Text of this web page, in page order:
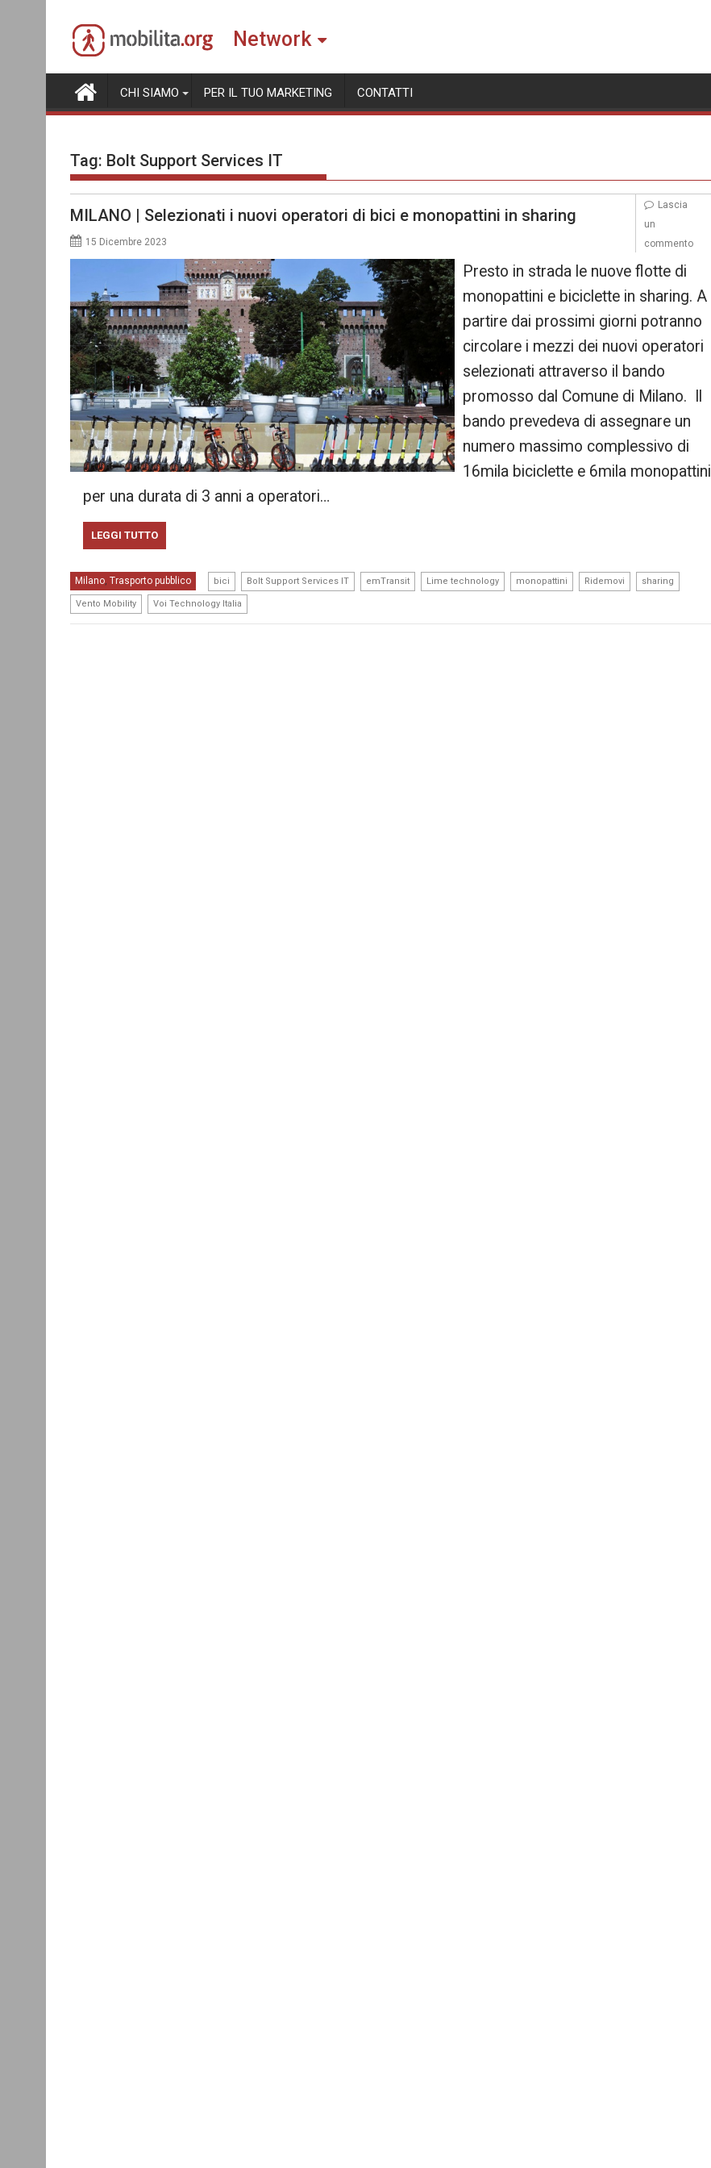
content
Network
CHI SIAMO PER IL TUO MARKETING CONTATTI
Tag: Bolt Support Services IT
MILANO | Selezionati i nuovi operatori di bici e monopattini in sharing
15 Dicembre 2023
Presto in strada le nuove flotte di
monopattini e biciclette in sharing. A
partire dai prossimi giorni potranno
circolare i mezzi dei nuovi operatori
selezionati attraverso il bando
promosso dal Comune di Milano. Il
bando prevedeva di assegnare un
numero massimo complessivo di
16mila biciclette e 6mila monopattini
per una durata di 3 anni a operatori…
LEGGI TUTTO
Milano, Trasporto pubblico bici Bolt Support Services IT emTransit Lime technology monopattini Ridemovi sharing
Vento Mobility Voi Technology Italia
Lascia
un
commento